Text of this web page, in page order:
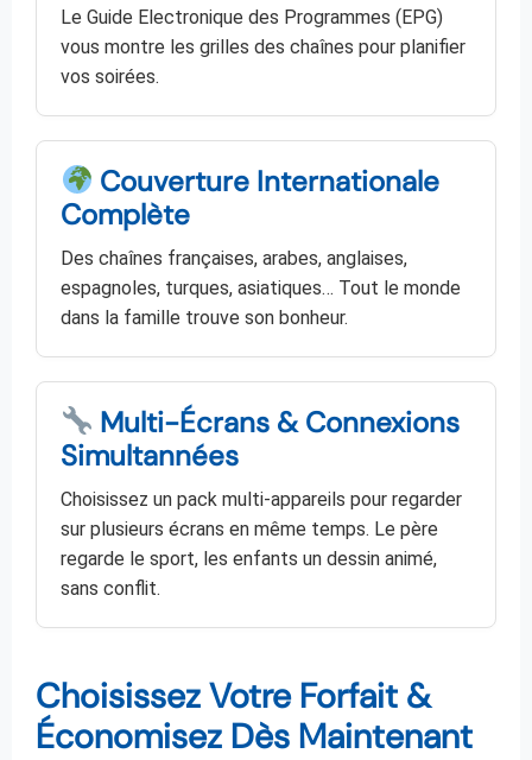
Le Guide Electronique des Programmes (EPG)
vous montre les grilles des chaînes pour planifier
vos soirées.
Couverture Internationale
Complète
Des chaînes françaises, arabes, anglaises,
espagnoles, turques, asiatiques… Tout le monde
dans la famille trouve son bonheur.
Multi-Écrans & Connexions
Simultannées
Choisissez un pack multi-appareils pour regarder
sur plusieurs écrans en même temps. Le père
regarde le sport, les enfants un dessin animé,
sans conflit.
Choisissez Votre Forfait &
Économisez Dès Maintenant